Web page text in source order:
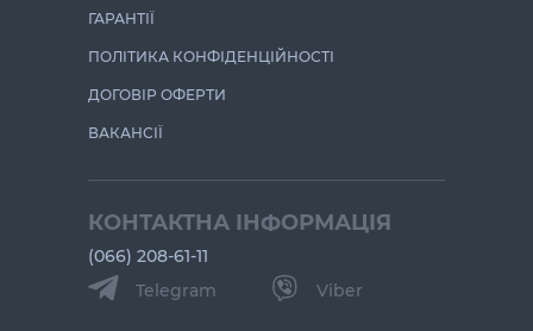
ГАРАНТІЇ
ПОЛІТИКА КОНФІДЕНЦІЙНОСТІ
ДОГОВІР ОФЕРТИ
ВАКАНСІЇ
КОНТАКТНА ІНФОРМАЦІЯ
(066) 208-61-11
Telegram
Viber